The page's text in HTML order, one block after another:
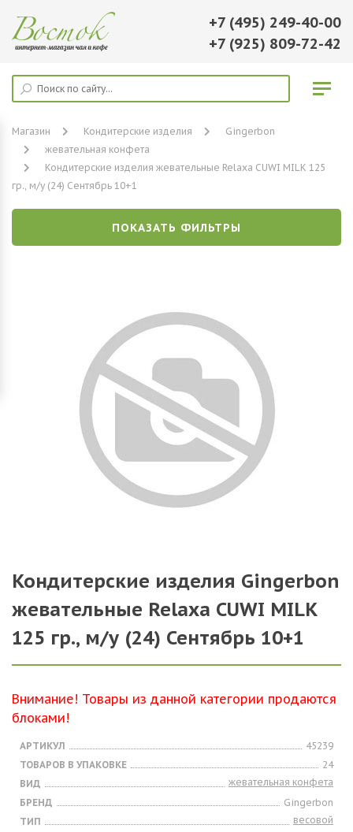
+7 (495) 249-40-00
+7 (925) 809-72-42
Магазин Кондитерские изделия
Gingerbon
жевательная конфета
Кондитерские изделия жевательные Relaxa CUWI MILK 125
гр., м/у (24) Сентябрь 10+1
ПОКАЗАТЬ ФИЛЬТРЫ
Кондитерские изделия Gingerbon
жевательные Relaxa CUWI MILK
125 гр., м/у (24) Сентябрь 10+1
Внимание! Товары из данной категории продаются
блоками!
АРТИКУЛ
45239
ТОВАРОВ В УПАКОВКЕ
24
ВИД
жевательная конфета
БРЕНД
Gingerbon
ТИП
весовой